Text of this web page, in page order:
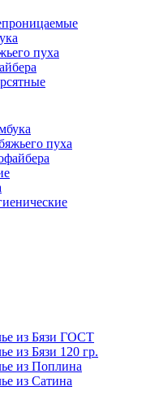
пуха
пуха
из Бязи ГОСТ
из Бязи 120 гр.
из Поплина
из Сатина